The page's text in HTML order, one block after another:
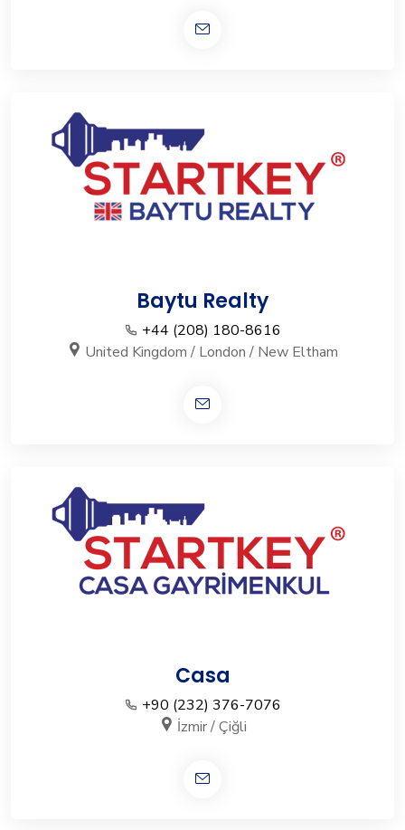
Baytu Realty
+44 (208) 180-8616
United Kingdom / London / New Eltham
Casa
+90 (232) 376-7076
İzmir / Çiğli